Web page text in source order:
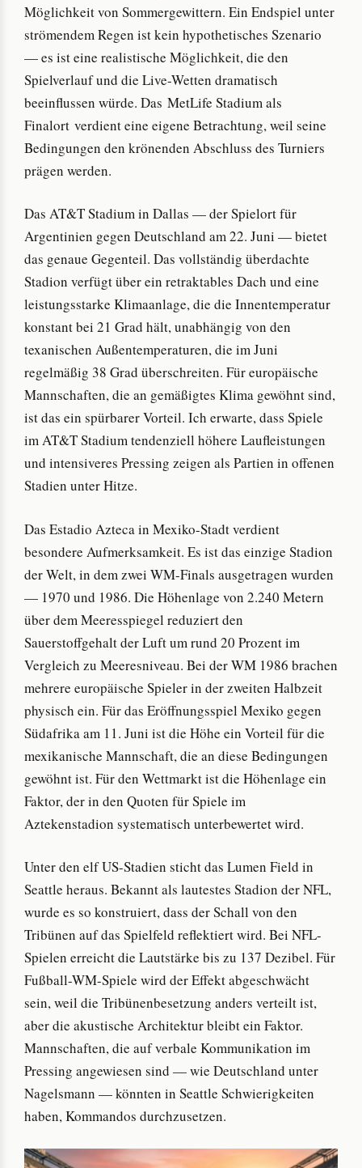
Möglichkeit von Sommergewittern. Ein Endspiel unter
strömendem Regen ist kein hypothetisches Szenario
— es ist eine realistische Möglichkeit, die den
Spielverlauf und die Live-Wetten dramatisch
beeinflussen würde. Das MetLife Stadium als
Finalort verdient eine eigene Betrachtung, weil seine
Bedingungen den krönenden Abschluss des Turniers
prägen werden.
Das AT&T Stadium in Dallas — der Spielort für
Argentinien gegen Deutschland am 22. Juni — bietet
das genaue Gegenteil. Das vollständig überdachte
Stadion verfügt über ein retraktables Dach und eine
leistungsstarke Klimaanlage, die die Innentemperatur
konstant bei 21 Grad hält, unabhängig von den
texanischen Außentemperaturen, die im Juni
regelmäßig 38 Grad überschreiten. Für europäische
Mannschaften, die an gemäßigtes Klima gewöhnt sind,
ist das ein spürbarer Vorteil. Ich erwarte, dass Spiele
im AT&T Stadium tendenziell höhere Laufleistungen
und intensiveres Pressing zeigen als Partien in offenen
Stadien unter Hitze.
Das Estadio Azteca in Mexiko-Stadt verdient
besondere Aufmerksamkeit. Es ist das einzige Stadion
der Welt, in dem zwei WM-Finals ausgetragen wurden
— 1970 und 1986. Die Höhenlage von 2.240 Metern
über dem Meeresspiegel reduziert den
Sauerstoffgehalt der Luft um rund 20 Prozent im
Vergleich zu Meeresniveau. Bei der WM 1986 brachen
mehrere europäische Spieler in der zweiten Halbzeit
physisch ein. Für das Eröffnungsspiel Mexiko gegen
Südafrika am 11. Juni ist die Höhe ein Vorteil für die
mexikanische Mannschaft, die an diese Bedingungen
gewöhnt ist. Für den Wettmarkt ist die Höhenlage ein
Faktor, der in den Quoten für Spiele im
Aztekenstadion systematisch unterbewertet wird.
Unter den elf US-Stadien sticht das Lumen Field in
Seattle heraus. Bekannt als lautestes Stadion der NFL,
wurde es so konstruiert, dass der Schall von den
Tribünen auf das Spielfeld reflektiert wird. Bei NFL-
Spielen erreicht die Lautstärke bis zu 137 Dezibel. Für
Fußball-WM-Spiele wird der Effekt abgeschwächt
sein, weil die Tribünenbesetzung anders verteilt ist,
aber die akustische Architektur bleibt ein Faktor.
Mannschaften, die auf verbale Kommunikation im
Pressing angewiesen sind — wie Deutschland unter
Nagelsmann — könnten in Seattle Schwierigkeiten
haben, Kommandos durchzusetzen.